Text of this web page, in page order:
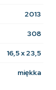
2013
308
16,5 x 23,5
miękka